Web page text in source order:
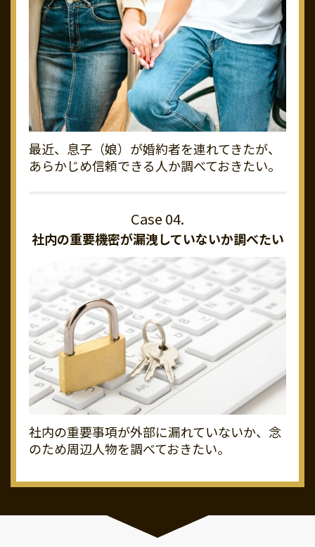
最近、息子（娘）が婚約者を連れてきたが、
あらかじめ信頼できる人か調べておきたい。
社内の重要機密が漏洩していないか調べたい
社内の重要事項が外部に漏れていないか、念
のため周辺人物を調べておきたい。